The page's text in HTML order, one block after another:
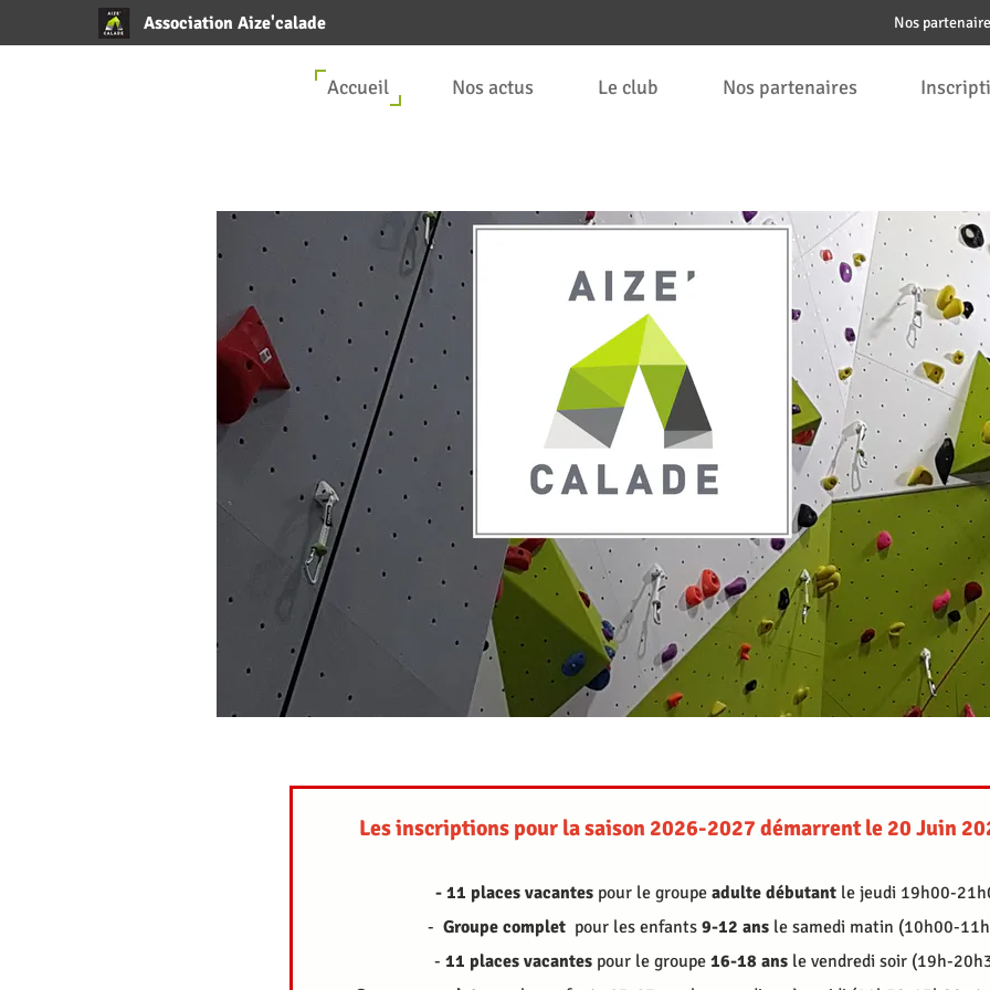
Nos
Association Aize'calade
Accueil Nos actus Le club Nos partenaires
Les inscriptions pour la saison 2026-2027 démarrent le 20 Juin
- 11 places vacantes pour le groupe adulte débutant le jeudi 19h00-
- Groupe complet pour les enfants 9-12 ansle samedi matin (10h00-
- 11 places vacantespour le groupe 16-18 ansle vendredi soir (19h-